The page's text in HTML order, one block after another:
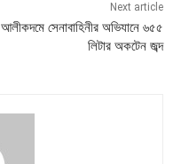
Next article
আলীকদমে সেনাবাহিনীর অভিযানে ৬৫৫
লিটার অকটেন জব্দ